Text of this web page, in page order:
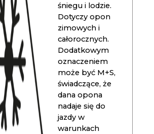
śniegu i lodzie.
Dotyczy opon
zimowych i
całorocznych.
Dodatkowym
oznaczeniem
może być M+S,
świadczące, że
dana opona
nadaje się do
jazdy w
warunkach